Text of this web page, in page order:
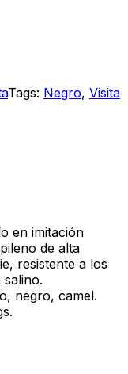
Tags: Negro, Visita
en imitación
de alta
resistente a los
negro, camel.